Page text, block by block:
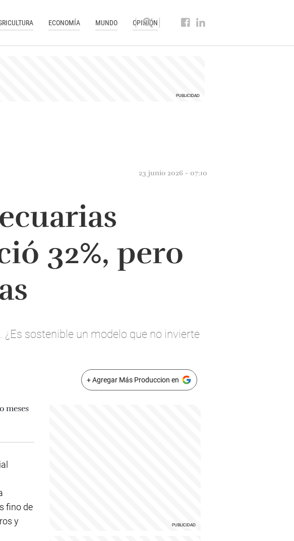
ECONOMÍA MUNDO OPINIÓN
23 junio 2026 - 07:10
32%, pero
sostenible un modelo que no invierte
+ Agregar Más Produccion en
fino de
y